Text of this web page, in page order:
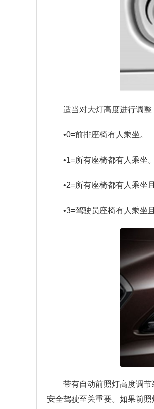
适当对大灯高度进行调
•0=前排座椅有人乘坐。
•1=所有座椅都有人乘坐。
•2=所有座椅都有人乘坐
•3=驾驶员座椅有人乘坐
带有自动前照灯高度调
安全驾驶至关重要。如果前